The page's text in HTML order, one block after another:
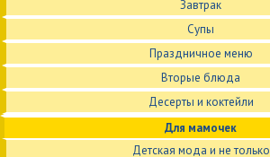
Завтрак
Супы
Праздничное меню
Вторые блюда
Десерты и коктейли
Для мамочек
Детская мода и не только